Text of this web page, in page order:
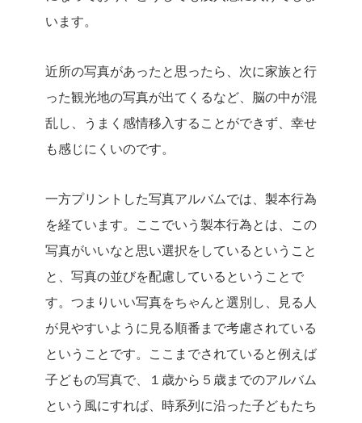
います。
近所の写真があったと思ったら、次に家族と行
った観光地の写真が出てくるなど、脳の中が混
乱し、うまく感情移入することができず、幸せ
も感じにくいのです。
一方プリントした写真アルバムでは、製本行為
を経ています。ここでいう製本行為とは、この
写真がいいなと思い選択をしているということ
と、写真の並びを配慮しているということで
す。つまりいい写真をちゃんと選別し、見る人
が見やすいように見る順番まで考慮されている
ということです。ここまでされていると例えば
子どもの写真で、１歳から５歳までのアルバム
という風にすれば、時系列に沿った子どもたち